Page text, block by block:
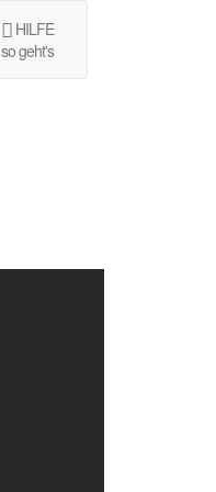
HILFE
so geht's